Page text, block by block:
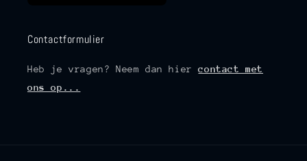
Contactformulier
Heb je vragen? Neem dan hiercontact met
ons op...